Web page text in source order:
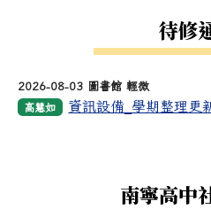
待修
2026-08-03 圖書館 輕微
高慧如 資訊設備_學期整理更
南寧高中